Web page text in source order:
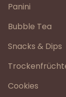
Panini
Bubble Tea
Snacks & Dips
Cookies